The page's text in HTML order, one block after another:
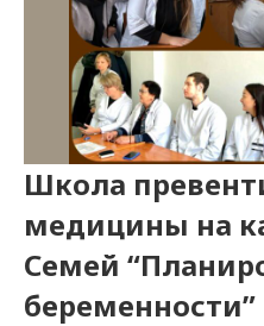
Школа
медицины на
Семей
беременности”